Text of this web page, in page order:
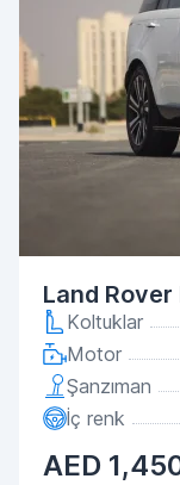
Land
Koltuklar
Motor
Şanzıman
İç renk
AED